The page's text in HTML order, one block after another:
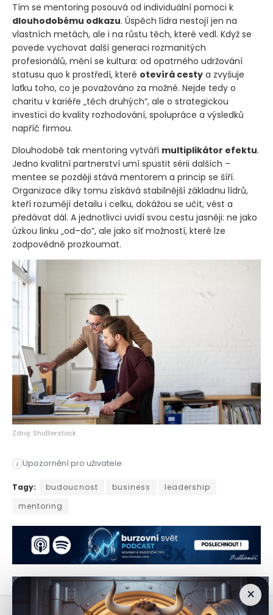
Tím se mentoring posouvá od individuální pomoci k
dlouhodobému odkazu. Úspěch lídra nestojí jen na
vlastních metách, ale i na růstu těch, které vedl. Když se
povede vychovat další generaci rozmanitých
profesionálů, mění se kultura: od opatrného udržování
statusu quo k prostředí, které otevírá cesty a zvyšuje
laťku toho, co je považováno za možné. Nejde tedy o
charitu v kariéře „těch druhých“, ale o strategickou
investici do kvality rozhodování, spolupráce a výsledků
napříč firmou.
Dlouhodobě tak mentoring vytváří multiplikátor efektu.
Jedno kvalitní partnerství umí spustit sérii dalších –
mentee se později stává mentorem a princip se šíří.
Organizace díky tomu získává stabilnější základnu lídrů,
kteří rozumějí detailu i celku, dokážou se učit, vést a
předávat dál. A jednotlivci uvidí svou cestu jasněji: ne jako
úzkou linku „od–do“, ale jako síť možností, které lze
zodpovědně prozkoumat.
Zdroj: Shutterstock
i Upozornění pro uživatele
Mentoring nebývá jen doplněk profesního rozvoje, ale
Tagy: budoucnost business
leadership
mentoring
×